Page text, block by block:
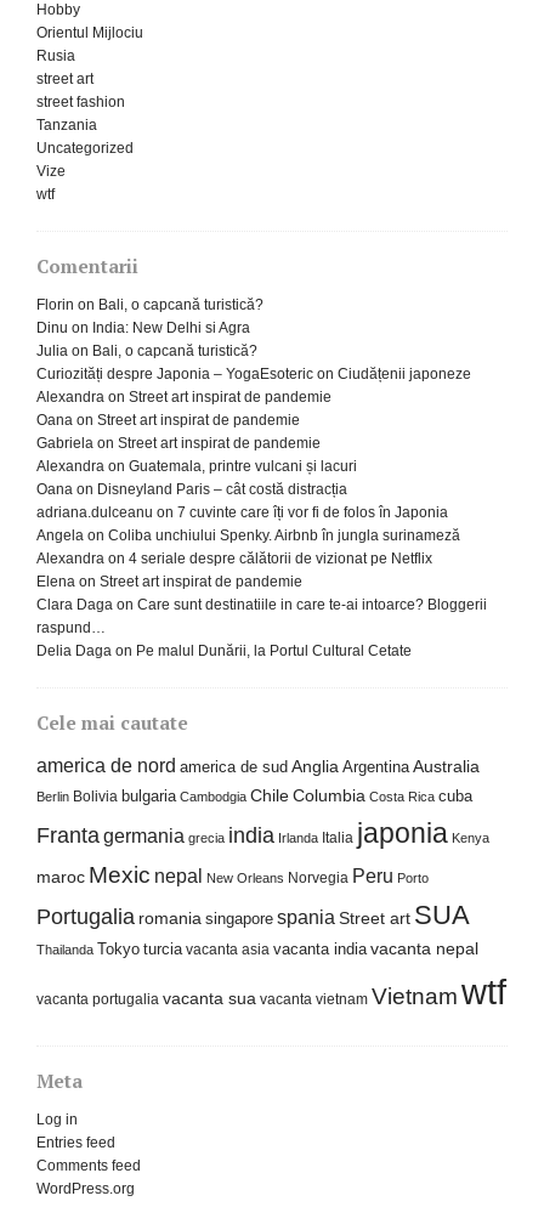
Hobby
Orientul Mijlociu
Rusia
street art
street fashion
Tanzania
Uncategorized
Vize
wtf
Comentarii
Florin on Bali, o capcană turistică?
Dinu on India: New Delhi si Agra
Julia on Bali, o capcană turistică?
Curiozități despre Japonia – YogaEsoteric on Ciudățenii japoneze
Alexandra on Street art inspirat de pandemie
Oana on Street art inspirat de pandemie
Gabriela on Street art inspirat de pandemie
Alexandra on Guatemala, printre vulcani și lacuri
Oana on Disneyland Paris – cât costă distracția
adriana.dulceanu on 7 cuvinte care îți vor fi de folos în Japonia
Angela on Coliba unchiului Spenky. Airbnb în jungla surinameză
Alexandra on 4 seriale despre călătorii de vizionat pe Netflix
Elena on Street art inspirat de pandemie
Clara Daga on Care sunt destinatiile in care te-ai intoarce? Bloggerii
raspund…
Delia Daga on Pe malul Dunării, la Portul Cultural Cetate
Cele mai cautate
america de nord america de sud Anglia Argentina Australia
Berlin Bolivia bulgaria Cambodgia Chile Columbia Costa Rica cuba
Frantagermania grecia india Irlanda Italia japonia Kenya
maroc Mexic nepal New Orleans Norvegia Peru Porto
Portugalia romania singapore spania Street art SUA
Thailanda Tokyo turcia vacanta asia vacanta india vacanta nepal
vacanta portugalia vacanta sua vacanta vietnam Vietnamwtf
Meta
Log in
Entries feed
Comments feed
WordPress.org